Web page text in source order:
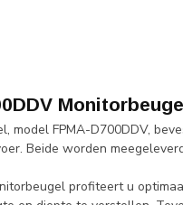
model FPMA-D700DDV,
Beide worden
profiteert u